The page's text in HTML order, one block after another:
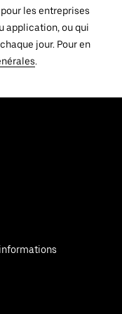
les entreprises
application, ou qui
jour. Pour en
.